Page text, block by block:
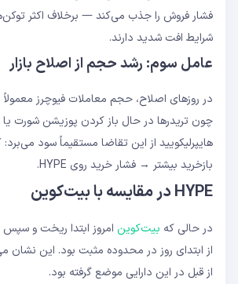
شرایط افت شدید دارند.
عامل سوم: رشد حجم از اصلاح بازار
در روزهای اصلاح، حجم معاملات فیوچرز
چون تریدرها در حال باز کردن پوزیشن شورت
هایپرلیکویید از این تقاضا مستقیماً سود
بازخرید بیشتر → فشار خرید روی HYPE.
HYPE در مقایسه با بیت‌کوین
در حالی که بیت‌کوین
از ابتدای روز در محدوده مثبت بود. این
از قبل در این دارایی موضع گرفته بود.